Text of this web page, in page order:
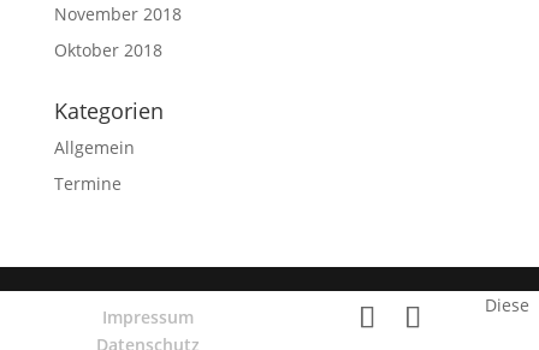
November 2018
Oktober 2018
Kategorien
Allgemein
Termine
Impressum
Datenschutz
Diese